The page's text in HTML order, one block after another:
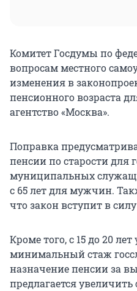
Комитет Госдумы по
вопросам местного
изменения в
пенсионного возраста
агентство «Москва».
Поправка
пенсии по старости для
муниципальных
с 65 лет для мужчин.
что закон вступит в
Кроме того, с 15 до 20
минимальный стаж
назначение пенсии за
предлагается